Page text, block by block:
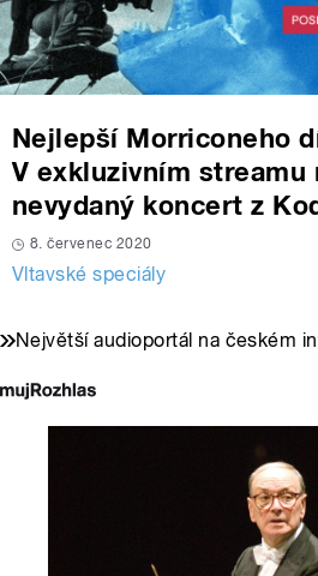
Nejlepší Morriconeho
V exkluzivním streamu
nevydaný koncert z
8. červenec 2020
Vltavské speciály
Největší audioportál na českém